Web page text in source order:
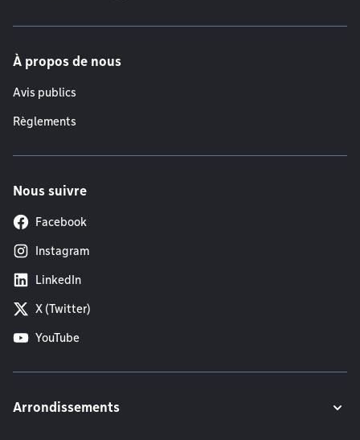
À propos de nous
Avis publics
Règlements
Nous suivre
Facebook
Instagram
LinkedIn
X (Twitter)
YouTube
Arrondissements